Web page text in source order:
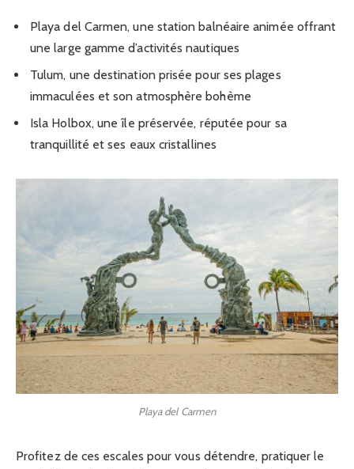
Playa del Carmen, une station balnéaire animée offrant
une large gamme d’activités nautiques
Tulum, une destination prisée pour ses plages
immaculées et son atmosphère bohème
Isla Holbox, une île préservée, réputée pour sa
tranquillité et ses eaux cristallines
Playa del Carmen
Profitez de ces escales pour vous détendre, pratiquer le